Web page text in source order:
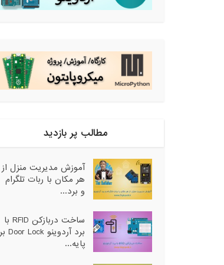
مطالب پر بازدید
آموزش مدیریت منزل از
هر مکان با ربات تلگرام
و برد...
ساخت دربازکن RFID با
برد آردوینو Door Lock بر
پایه...